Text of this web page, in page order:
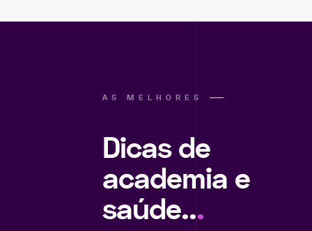
AS MELHORES
Dicas de
academia e
saúde...